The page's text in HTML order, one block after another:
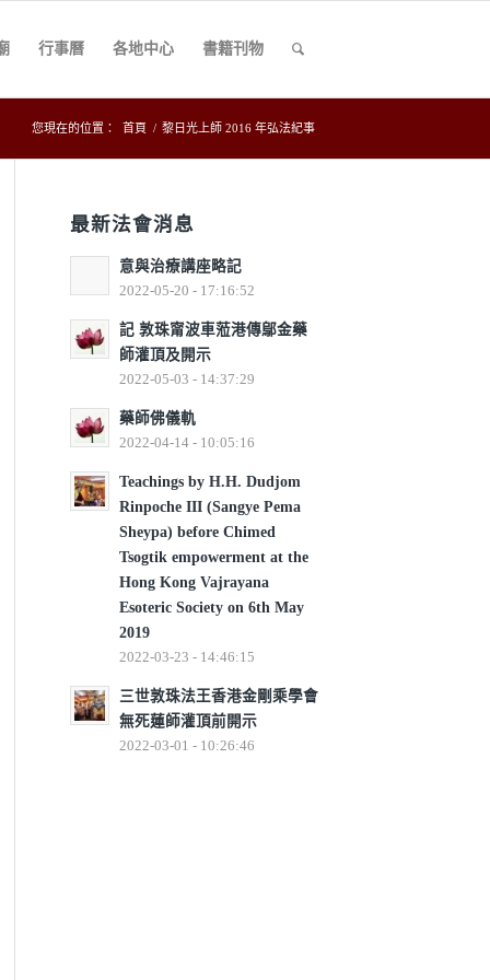
行事曆 各地中心 書籍刊物
您現在的位置： 首頁 / 黎日光上師 2016 年弘法紀事
最新法會消息
意與治療講座略記
2022-05-20 - 17:16:52
記 敦珠甯波車蒞港傳鄔金藥
師灌頂及開示
2022-05-03 - 14:37:29
藥師佛儀軌
2022-04-14 - 10:05:16
Teachings by H.H. Dudjom
Rinpoche III (Sangye Pema
Sheypa) before Chimed
Tsogtik empowerment at the
Hong Kong Vajrayana
Esoteric Society on 6th May
2019
2022-03-23 - 14:46:15
三世敦珠法王香港金剛乘學會
無死蓮師灌頂前開示
2022-03-01 - 10:26:46